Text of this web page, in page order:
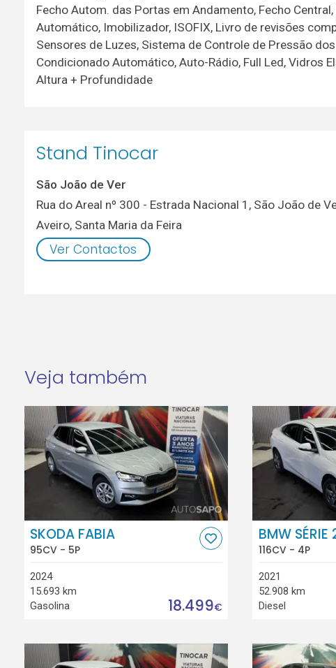
Fecho Autom. das Portas em Andamento, Fecho
Automático, Imobilizador, ISOFIX, Livro de revisões
Sensores de Luzes, Sistema de Controle de Pressão
Condicionado Automático, Auto-Rádio, Full Led, Vidros
Altura + Profundidade
Stand Tinocar
São João de Ver
Rua do Areal nº 300 - Estrada Nacional 1, São João de
Aveiro, Santa Maria da Feira
Ver Contactos
Veja também
SKODA FABIA
95CV - 5P
2024
15.693 km
Gasolina
18.499€
BMW SÉRIE
116CV - 4P
2021
52.908 km
Diesel